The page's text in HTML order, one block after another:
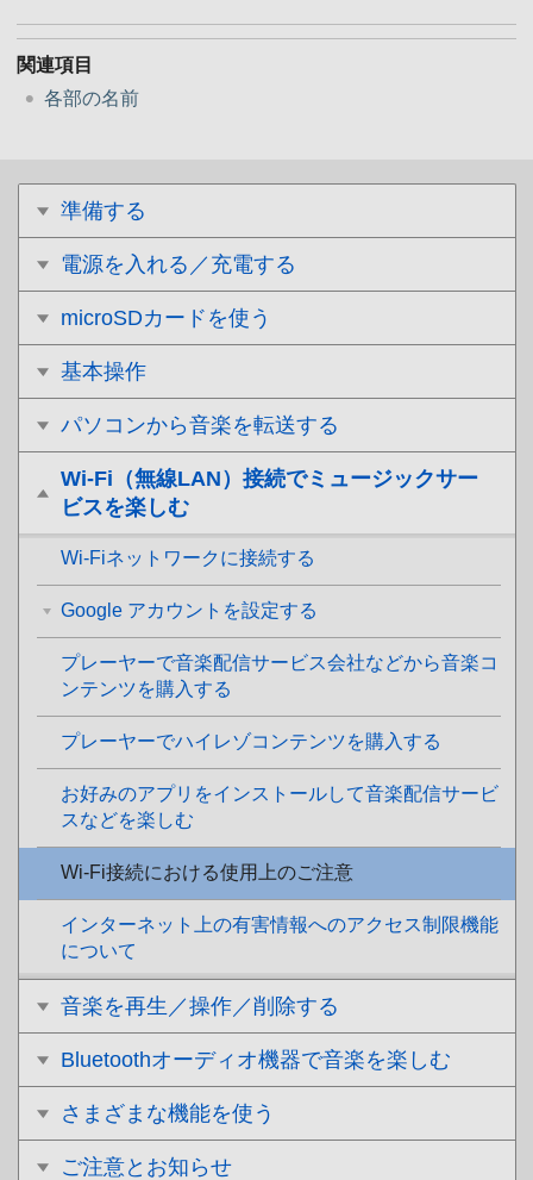
準備する
電源を入れる／充電する
microSDカードを使う
基本操作
パソコンから音楽を転送する
Wi-Fi（無線LAN）接続でミュージックサー
ビスを楽しむ
Wi-Fiネットワークに接続する
Google アカウントを設定する
プレーヤーで音楽配信サービス会社などから音楽コ
ンテンツを購入する
プレーヤーでハイレゾコンテンツを購入する
お好みのアプリをインストールして音楽配信サービ
スなどを楽しむ
Wi-Fi接続における使用上のご注意
インターネット上の有害情報へのアクセス制限機能
について
音楽を再生／操作／削除する
Bluetoothオーディオ機器で音楽を楽しむ
さまざまな機能を使う
ご注意とお知らせ
関連項目
各部の名前